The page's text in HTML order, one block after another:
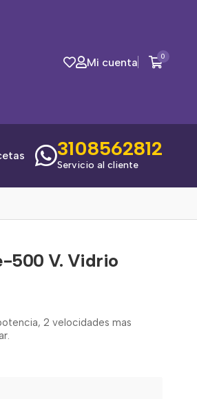
Mi cuenta 0
3108562812
Servicio al cliente
500 V. Vidrio
2 velocidades mas